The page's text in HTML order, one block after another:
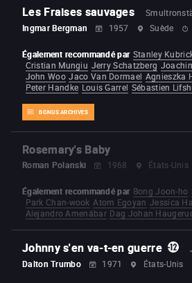
Les Fraises sauvages
Ingmar Bergman
1957 Suède
BONUS ARCHIVES
Également recommandé par Stanley
Cristian Mungiu Jerry Schatzberg
John Woo Jaco Van Dormael Agnieszka
Peter Handke Louis Garrel Sébastien
Rosemary's Baby
Roman Polanski 1968 États-Unis
Également recommandé par Bong Joon-ho
Park Chan-wook Atom Egoyan Jessica
Alejandro Amenábar Dag Johan
Johnny s'en va-t-en guerre
Dalton Trumbo
1971 États-Unis